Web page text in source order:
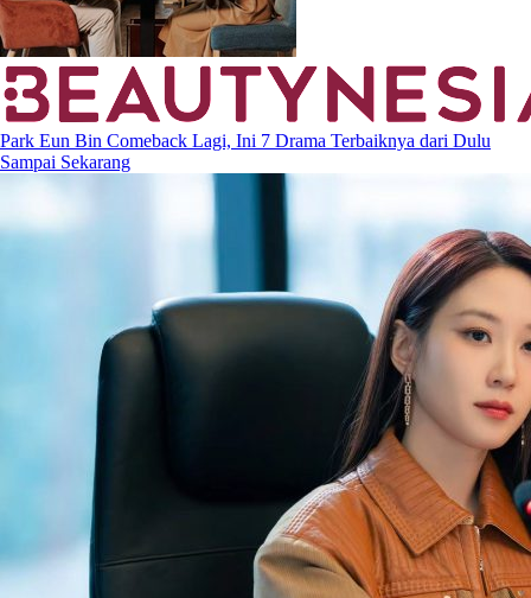
Park Eun Bin Comeback Lagi, Ini 7 Drama Terbaiknya dari Dulu
Sampai Sekarang